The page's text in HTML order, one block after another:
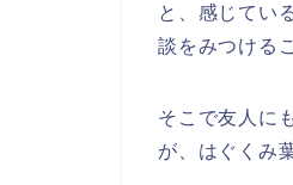
と、感じてい
談をみつける
そこで友人に
が、はぐくみ